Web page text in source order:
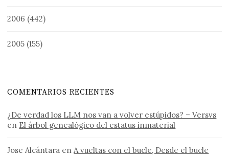
2006 (442)
2005 (155)
COMENTARIOS RECIENTES
¿De verdad los LLM nos van a volver estúpidos? – Versvs
en El árbol genealógico del estatus inmaterial
Jose Alcántara enA vueltas con el bucle, Desde el bucle